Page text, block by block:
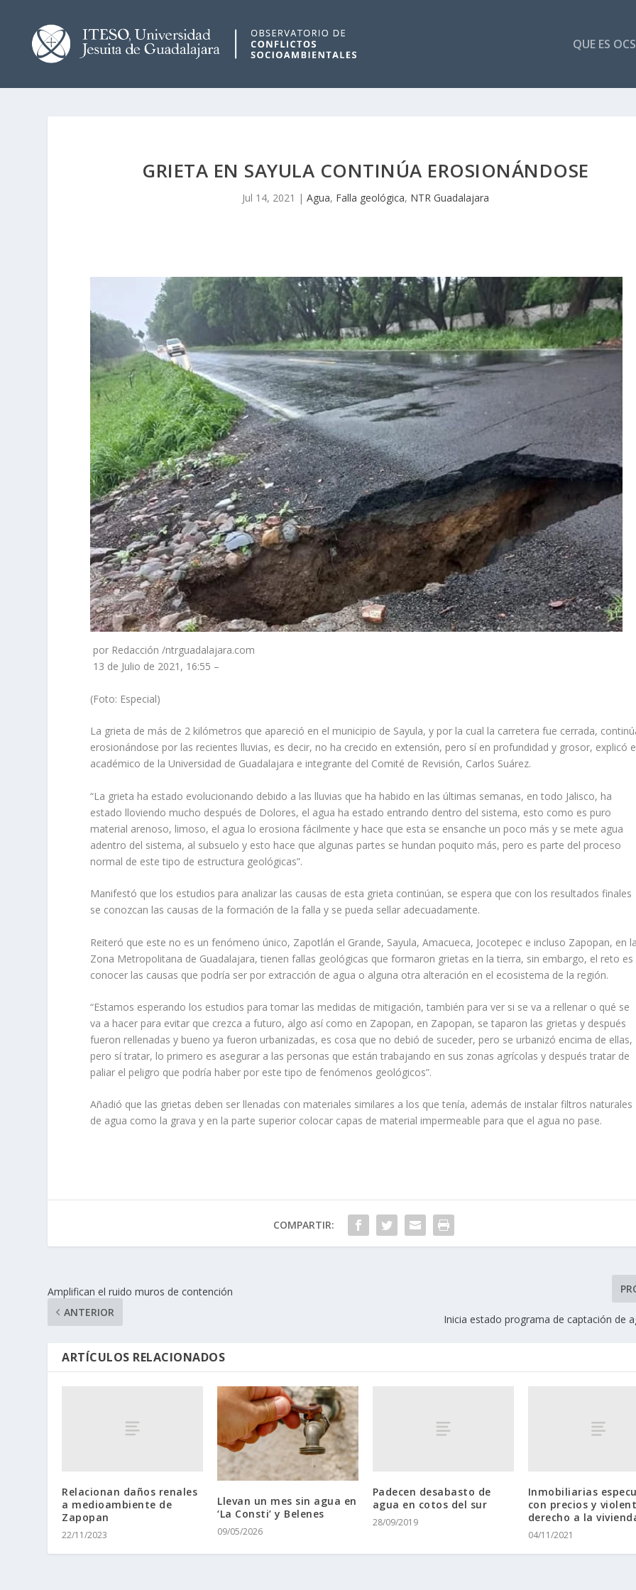
QUE ES
GRIETA EN SAYULA CONTINÚA EROSIONÁNDOSE
Jul 14, 2021 | Agua, Falla geológica, NTR Guadalajara
por Redacción /ntrguadalajara.com
13 de Julio de 2021, 16:55 –
(Foto: Especial)
La grieta de más de 2 kilómetros que apareció en el municipio de Sayula, y por la cual la carretera fue cerrada,
erosionándose por las recientes lluvias, es decir, no ha crecido en extensión, pero sí en profundidad y grosor, explicó
académico de la Universidad de Guadalajara e integrante del Comité de Revisión, Carlos Suárez.
“La grieta ha estado evolucionando debido a las lluvias que ha habido en las últimas semanas, en todo Jalisco, ha
estado lloviendo mucho después de Dolores, el agua ha estado entrando dentro del sistema, esto como es puro
material arenoso, limoso, el agua lo erosiona fácilmente y hace que esta se ensanche un poco más y se mete agua
adentro del sistema, al subsuelo y esto hace que algunas partes se hundan poquito más, pero es parte del proceso
normal de este tipo de estructura geológicas”.
Manifestó que los estudios para analizar las causas de esta grieta continúan, se espera que con los resultados finales
se conozcan las causas de la formación de la falla y se pueda sellar adecuadamente.
Reiteró que este no es un fenómeno único, Zapotlán el Grande, Sayula, Amacueca, Jocotepec e incluso Zapopan, en la
Zona Metropolitana de Guadalajara, tienen fallas geológicas que formaron grietas en la tierra, sin embargo, el reto es
conocer las causas que podría ser por extracción de agua o alguna otra alteración en el ecosistema de la región.
“Estamos esperando los estudios para tomar las medidas de mitigación, también para ver si se va a rellenar o qué se
va a hacer para evitar que crezca a futuro, algo así como en Zapopan, en Zapopan, se taparon las grietas y después
fueron rellenadas y bueno ya fueron urbanizadas, es cosa que no debió de suceder, pero se urbanizó encima de ellas,
pero sí tratar, lo primero es asegurar a las personas que están trabajando en sus zonas agrícolas y después tratar de
paliar el peligro que podría haber por este tipo de fenómenos geológicos”.
Añadió que las grietas deben ser llenadas con materiales similares a los que tenía, además de instalar filtros naturales
de agua como la grava y en la parte superior colocar capas de material impermeable para que el agua no pase.
COMPARTIR:
Amplifican el ruido muros de contención
ANTERIOR
Inicia estado programa de captación de
ARTÍCULOS RELACIONADOS
Relacionan daños renales
a medioambiente de
Zapopan
22/11/2023
Llevan un mes sin agua en
‘La Consti’ y Belenes
09/05/2026
Padecen desabasto de
agua en cotos del sur
28/09/2019
Inmobiliarias
con precios y
derecho a la
04/11/2021